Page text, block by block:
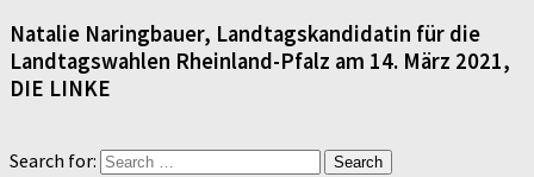
Natalie Naringbauer, Landtagskandidatin für die
Landtagswahlen Rheinland-Pfalz am 14. März 2021,
DIE LINKE
Search for: